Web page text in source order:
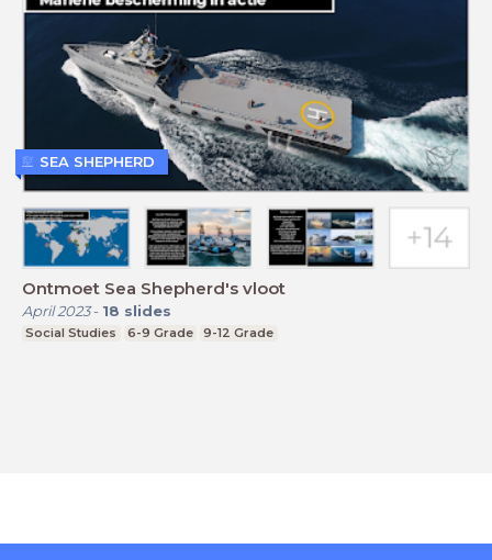
Ontmoet Sea Shepherd's vloot
April 2023- 18 slides
Social Studies 6-9 Grade 9-12 Grade
SEA SHEPHERD